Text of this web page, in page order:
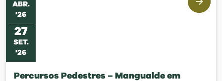
ABR.
'26
27
SET.
'26
Percursos Pedestres – Mangualde em